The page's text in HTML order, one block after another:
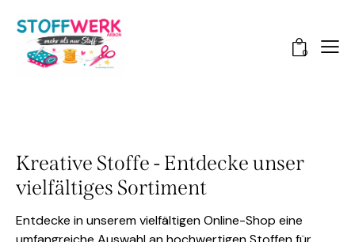
0
Kreative Stoffe - Entdecke unser
vielfältiges Sortiment
Entdecke in unserem vielfältigen Online-Shop eine